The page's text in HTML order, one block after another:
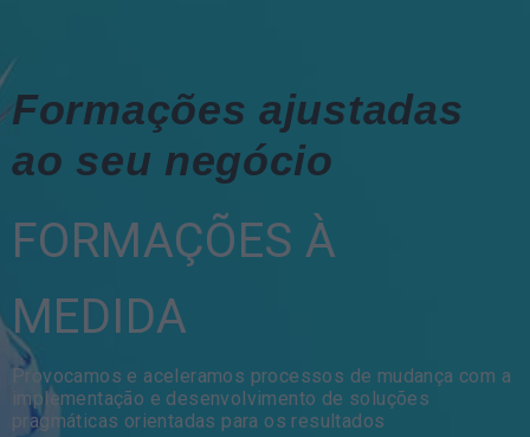
Formações ajustadas
ao seu negócio
FORMAÇÕES À
MEDIDA
Provocamos e aceleramos processos de mudança com a
implementação e desenvolvimento de soluções
pragmáticas orientadas para os resultados